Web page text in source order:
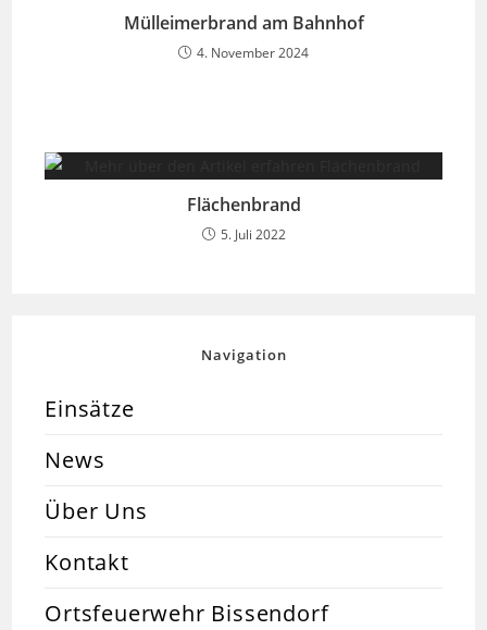
Mülleimerbrand am Bahnhof
4. November 2024
Flächenbrand
5. Juli 2022
Navigation
Einsätze
News
Über Uns
Kontakt
Ortsfeuerwehr Bissendorf